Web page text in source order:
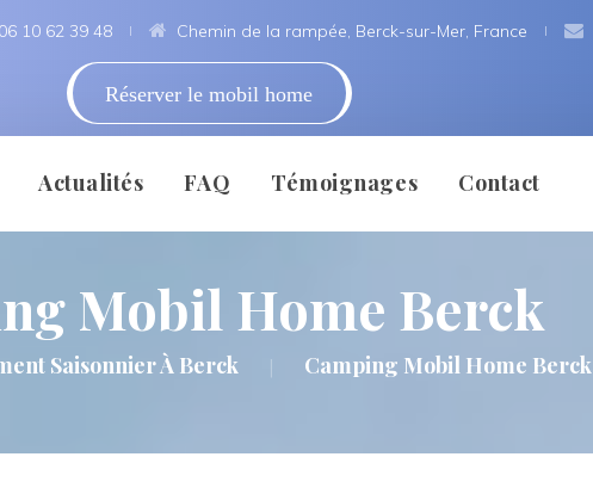
06 10 62 39 48 Chemin de la rampée, Berck-sur-Mer, France
Réserver le mobil home
Actualité
FAQ
Témoignage
Témoigner
Contact
Mentions Légale
Mobil Home Berck
Saisonnier À Berck | Camping Mobil Home Berck